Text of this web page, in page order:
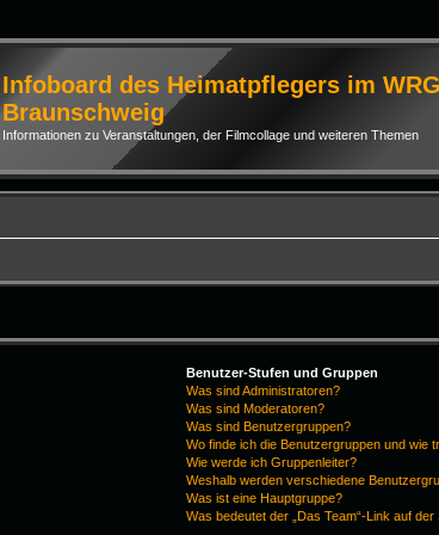
Infoboard des Heimatpflegers im WRG
Braunschweig
Informationen zu Veranstaltungen, der Filmcollage und weiteren Themen
Benutzer-Stufen und Gruppen
Was sind Administratoren?
Was sind Moderatoren?
Was sind Benutzergruppen?
Wo finde ich die Benutzergruppen und wie
Wie werde ich Gruppenleiter?
Weshalb werden verschiedene
Was ist eine Hauptgruppe?
Was bedeutet der „Das Team“-Link auf der